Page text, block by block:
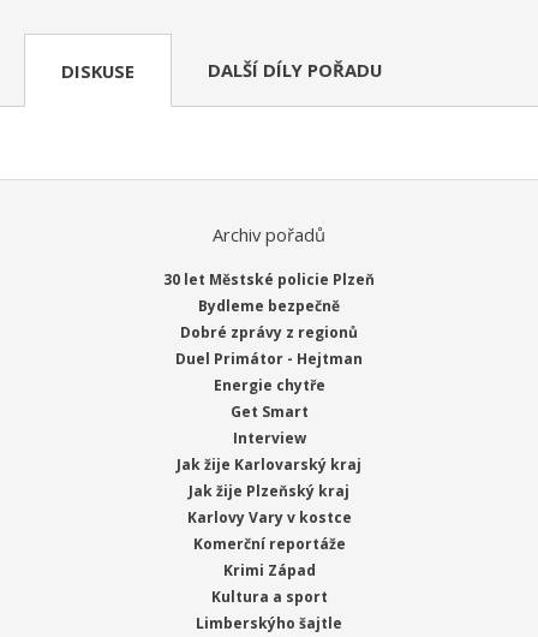
DISKUSE DALŠÍ DÍLY POŘADU
Archiv pořadů
30 let Městské policie Plzeň
Bydleme bezpečně
Dobré zprávy z regionů
Duel Primátor - Hejtman
Energie chytře
Get Smart
Interview
Jak žije Karlovarský kraj
Jak žije Plzeňský kraj
Karlovy Vary v kostce
Komerční reportáže
Krimi Západ
Kultura a sport
Limberskýho šajtle